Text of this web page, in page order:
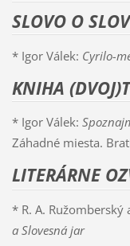
SLOVO O
* Igor Válek: Cyrilo-
KNIHA
* Igor Válek:
Záhadné miesta.
LITERÁRNE
* R. A. Ružomberský
a Slovesná jar